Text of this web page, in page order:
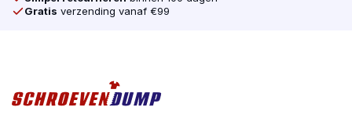
Tot slot is bij SilverMate Next generation een wijziging
zodat er bij afvalscheiding geen plastic meer in
verwerkt is.
Gratis verzending vanaf €99